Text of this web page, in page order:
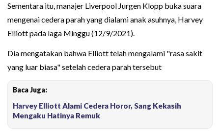
Sementara itu, manajer Liverpool Jurgen Klopp buka suara
mengenai cedera parah yang dialami anak asuhnya, Harvey
Elliott pada laga Minggu (12/9/2021).
Dia mengatakan bahwa Elliott telah mengalami "rasa sakit
yang luar biasa" setelah cedera parah tersebut
Baca Juga:
Harvey Elliott Alami Cedera Horor, Sang Kekasih
Mengaku Hatinya Remuk